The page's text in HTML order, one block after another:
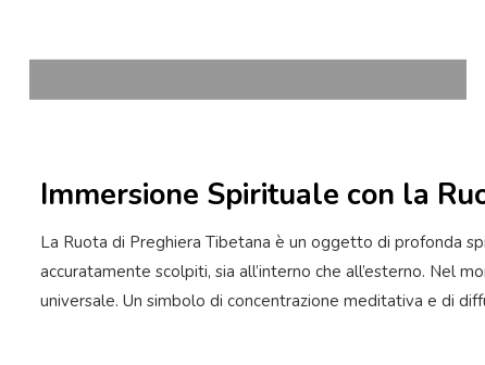
Immersione Spirituale con la
La Ruota di Preghiera Tibetana è un oggetto di profonda
accuratamente scolpiti, sia all’interno che all’esterno. Nel
universale. Un simbolo di concentrazione meditativa e di